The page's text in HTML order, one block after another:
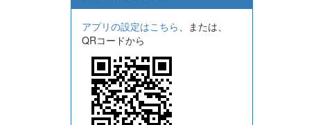
アプリの設定はこちら、または、
QRコードから